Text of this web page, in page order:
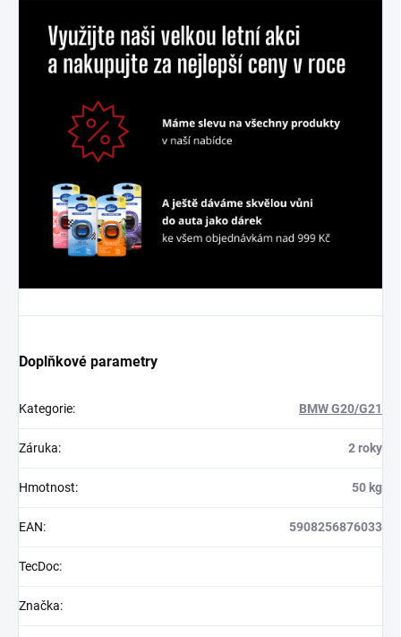
Doplňkové parametry
Kategorie: BMW G20/G21
Záruka: 2 roky
Hmotnost: 50 kg
EAN: 5908256876033
TecDoc:
Značka: